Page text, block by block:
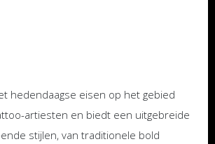
hedendaagse eisen op het gebied
artiesten en biedt een uitgebreide
stijlen, van traditionele bold